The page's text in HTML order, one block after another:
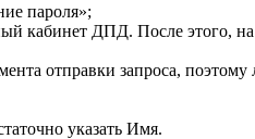
пароля»;
кабинет ДПД. После этого,
отправки запроса,
указать Имя.